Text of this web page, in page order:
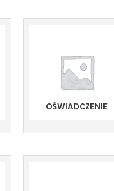
OŚWIADCZENIE